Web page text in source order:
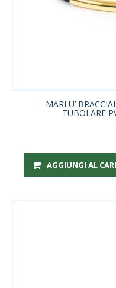
MARLU’
TUBOLARE
AGGIUNGI AL